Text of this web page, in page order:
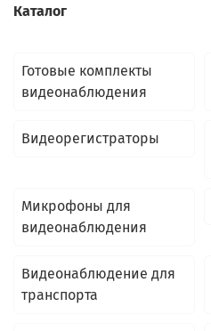
Готовые комплекты
видеонаблюдения
Видеорегистраторы
Микрофоны для
видеонаблюдения
Видеонаблюдение для
транспорта
Каталог